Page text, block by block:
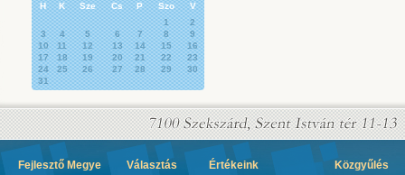
H K Sze Cs P Szo
V
1
2
3
4 5 6 7 8
9
10
11 12 13 14 15
16
17
18 19 20 21 22
23
24
25 26 27 28 29
30
31
Fejlesztő Megye Választás Értékeink Közgyűlés